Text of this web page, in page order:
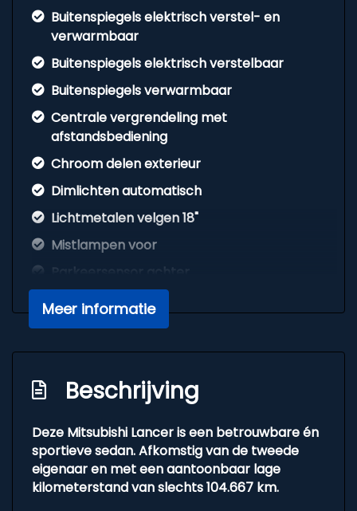
Buitenspiegels elektrisch verstel- en
verwarmbaar
Buitenspiegels elektrisch verstelbaar
Buitenspiegels verwarmbaar
Centrale vergrendeling met
afstandsbediening
Chroom delen exterieur
Dimlichten automatisch
Lichtmetalen velgen 18"
Mistlampen voor
Parkeersensor achter
Side-skirts
Sportvelgen
Trekhaak met afneembare kogel
Overige
Anti blokkeer systeem
Anti doorslip regeling
Bestuurdersairbag
Meer informatie
Beschrijving
Deze Mitsubishi Lancer is een betrouwbare én
sportieve sedan. Afkomstig van de tweede
eigenaar en met een aantoonbaar lage
kilometerstand van slechts 104.667 km.